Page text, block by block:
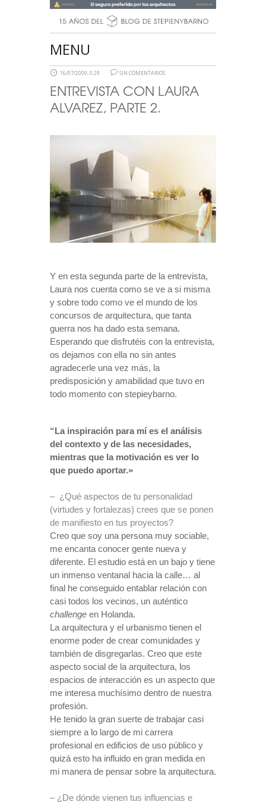
MENU
16/07/2009, 0:29 SIN COMENTARIOS
ENTREVISTA CON LAURA
ALVAREZ, PARTE 2.
Y en esta segunda parte de la entrevista,
Laura nos cuenta como se ve a si misma
y sobre todo como ve el mundo de los
concursos de arquitectura, que tanta
guerra nos ha dado esta semana.
Esperando que disfrutéis con la entrevista,
os dejamos con ella no sin antes
agradecerle una vez más, la
predisposición y amabilidad que tuvo en
todo momento con stepieybarno.
“La inspiración para mí es el análisis
del contexto y de las necesidades,
mientras que la motivación es ver lo
que puedo aportar.»
– ¿Qué aspectos de tu personalidad
(virtudes y fortalezas) crees que se ponen
de manifiesto en tus proyectos?
Creo que soy una persona muy sociable,
me encanta conocer gente nueva y
diferente. El estudio está en un bajo y tiene
un inmenso ventanal hacia la calle… al
final he conseguido entablar relación con
casi todos los vecinos, un auténtico
challenge en Holanda.
La arquitectura y el urbanismo tienen el
enorme poder de crear comunidades y
también de disgregarlas. Creo que este
aspecto social de la arquitectura, los
espacios de interacción es un aspecto que
me interesa muchísimo dentro de nuestra
profesión.
He tenido la gran suerte de trabajar casi
siempre a lo largo de mi carrera
profesional en edificios de uso público y
quizá esto ha influido en gran medida en
mi manera de pensar sobre la arquitectura.
– ¿De dónde vienen tus influencias e